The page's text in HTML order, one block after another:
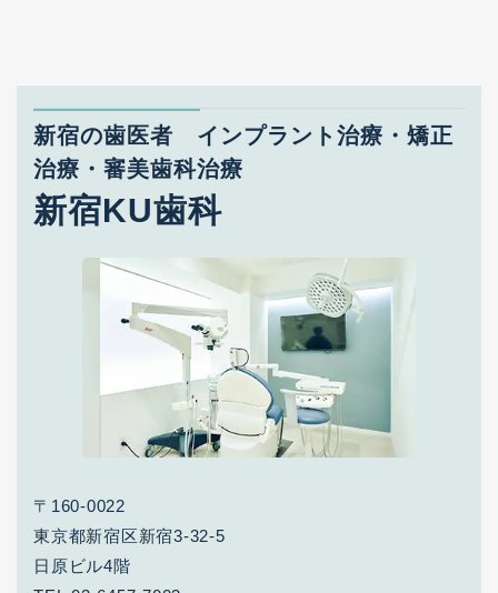
新宿の歯医者 インプラント治療・矯正
治療・審美歯科治療
新宿KU歯科
〒160-0022
東京都新宿区新宿3-32-5
日原ビル4階